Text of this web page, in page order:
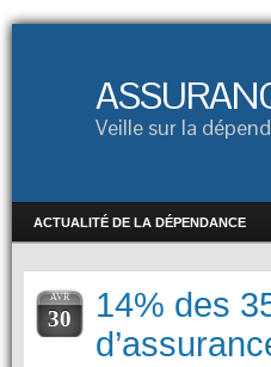
Veille sur la
ACTUALITÉ DE LA DÉPENDANCE
AVR
30
14% des